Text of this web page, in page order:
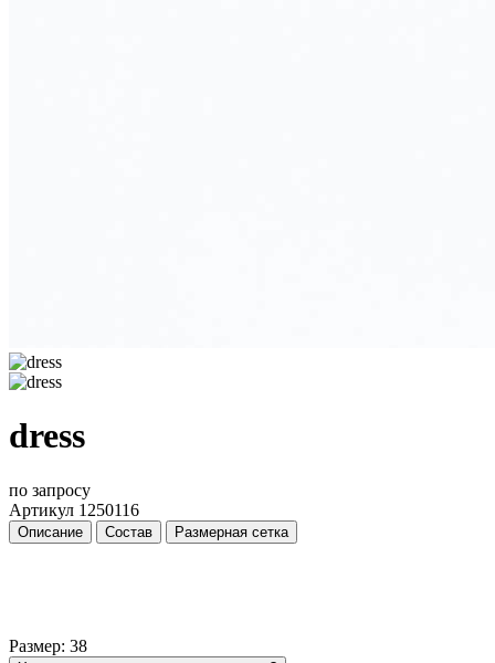
dress
по запросу
Артикул 1250116
Описание Состав Размерная сетка
Размер: 38